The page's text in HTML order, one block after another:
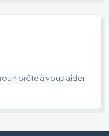
prête à vous aider